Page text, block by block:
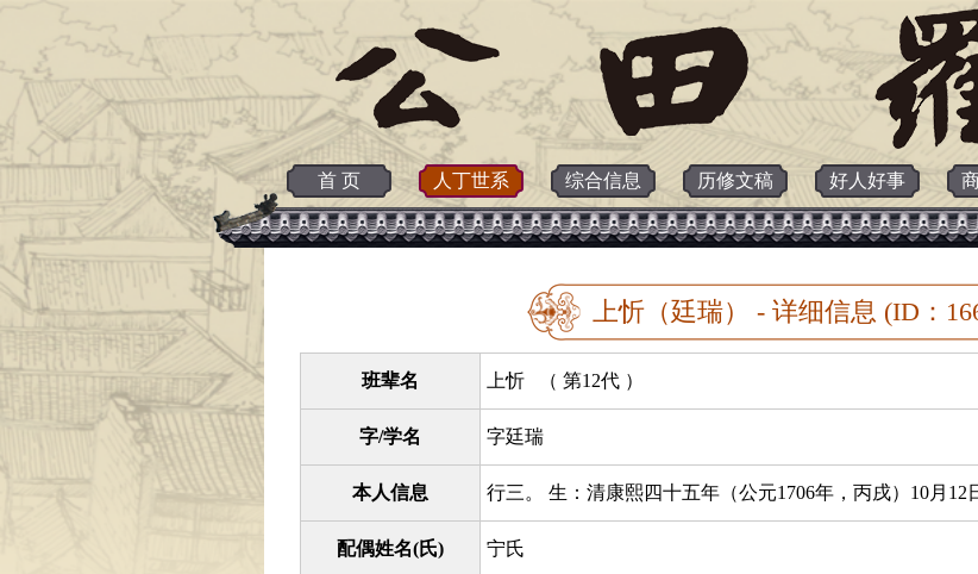
首 页 人丁世系 综合信息 历修文稿 好人好事
上忻（廷瑞） - 详细信息 (ID：
班辈名 上忻 （ 第12代 ）
字/学名 字廷瑞
本人信息 行三。 生：清康熙四十五年（公元1706年，丙戌）10月12
配偶姓名(氏) 宁氏